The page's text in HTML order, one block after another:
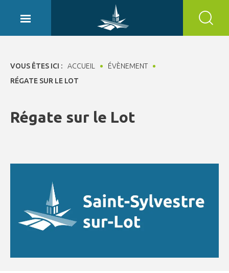
VOUS ÊTES ICI : ACCUEIL
ÉVÈNEMENT
RÉGATE SUR LE LOT
Régate sur le Lot
Panneau de gestion des cookies